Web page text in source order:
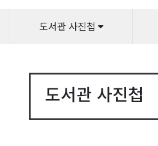
도서관 사진첩
도서관 사진첩